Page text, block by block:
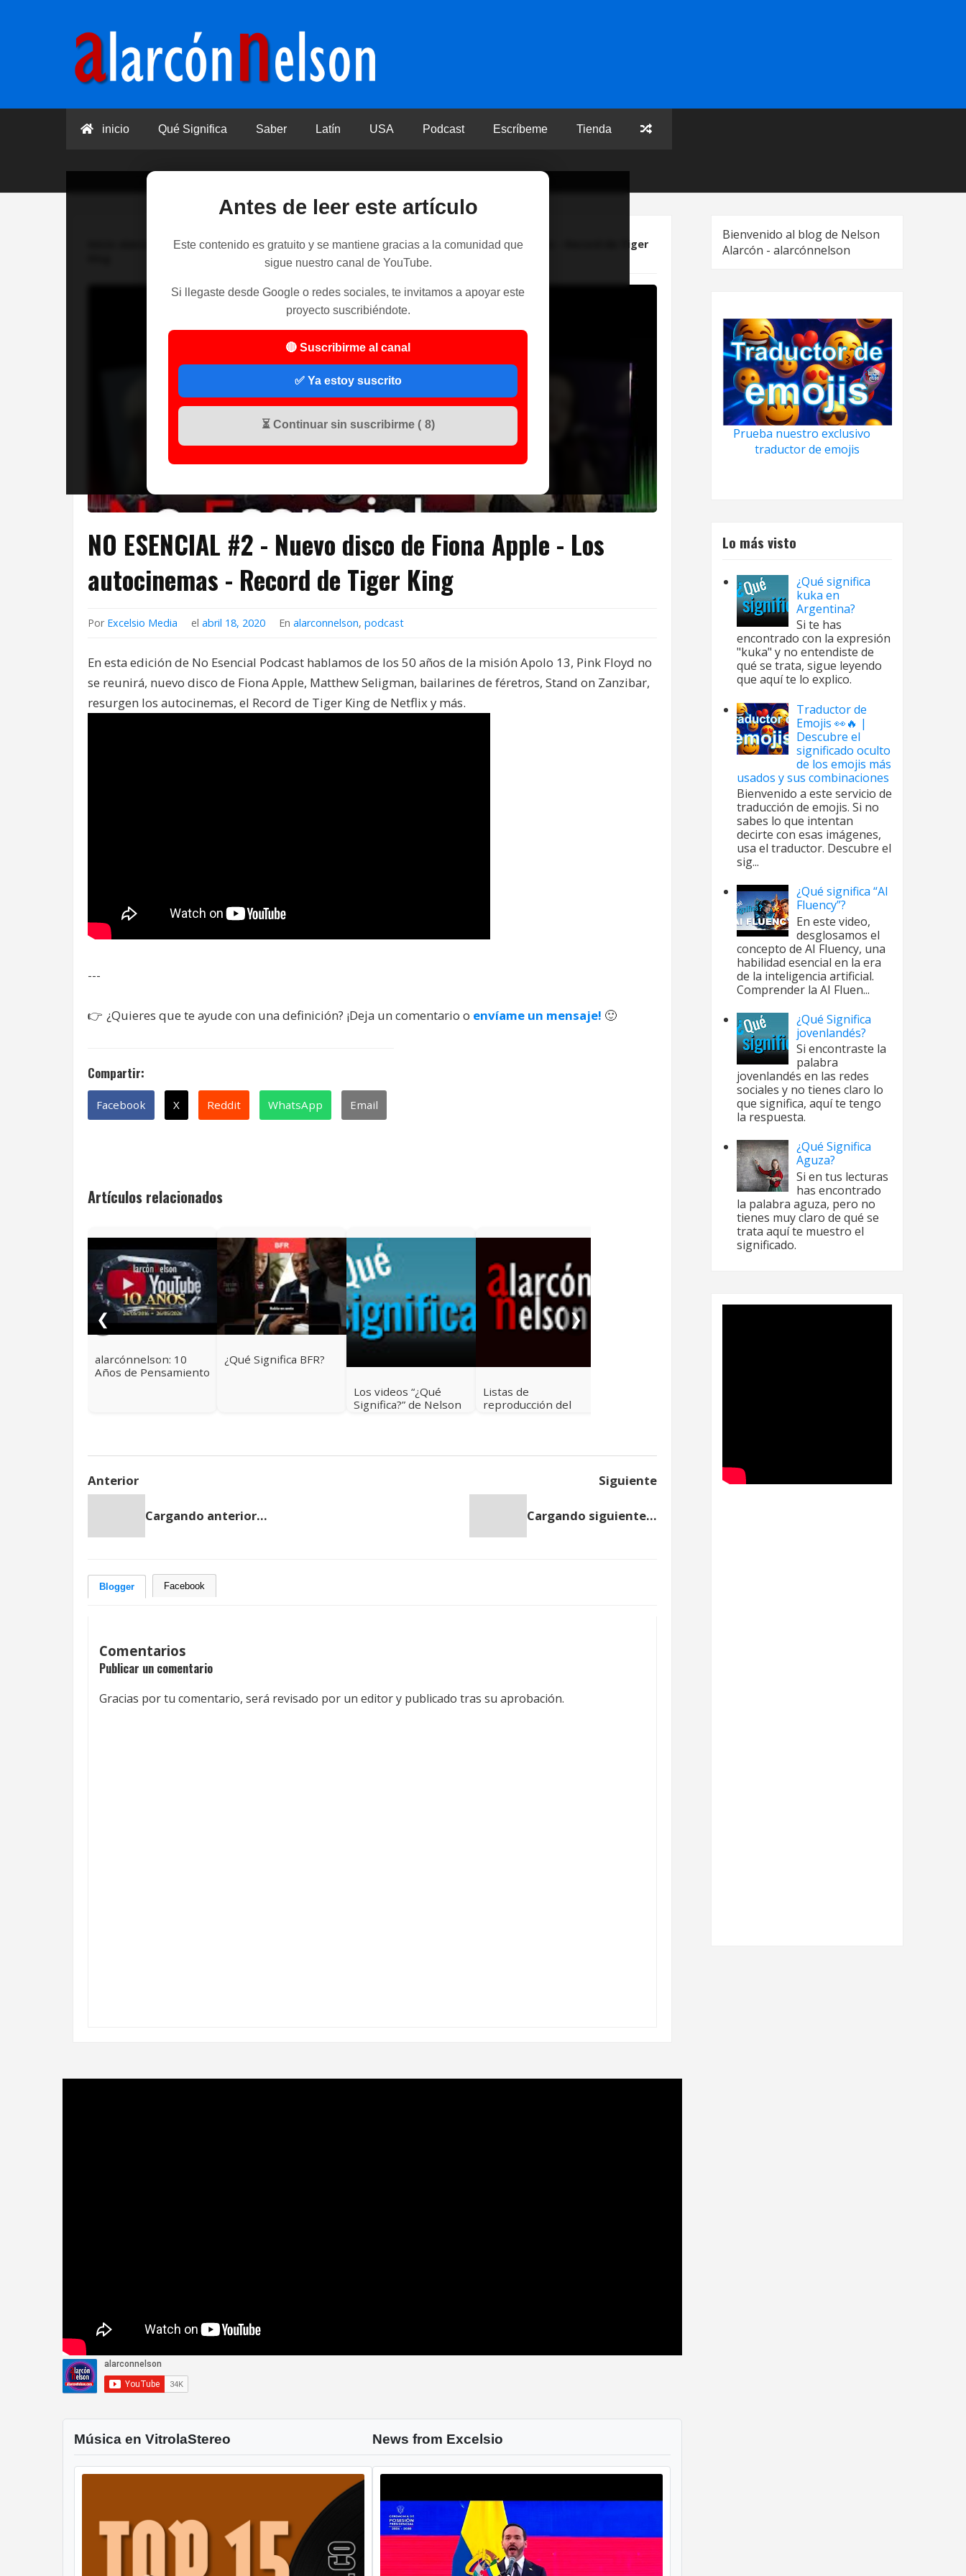
inicio Qué Significa Saber Latín USA Podcast Escríbeme Tienda
Antes de leer este artículo
Este contenido es gratuito y se mantiene gracias a la comunidad que
sigue nuestro canal de YouTube.
Si llegaste desde Google o redes sociales, te invitamos a apoyar este
proyecto suscribiéndote.
🔴 Suscribirme al canal
✅ Ya estoy suscrito
⏳ Continuar sin suscribirme ( 7)
alarconnelson > NO ESENCIAL #2 - Nuevo disco de Fiona Apple - Los autocinemas - Record de Tiger
NO ESENCIAL #2 - Nuevo disco de Fiona Apple - Los
autocinemas - Record de Tiger King
Por Excelsio Media elabril 18, 2020 Enalarconnelson,podcast
En esta edición de No Esencial Podcast hablamos de los 50 años de la misión Apolo 13, Pink Floyd no
se reunirá, nuevo disco de Fiona Apple, Matthew Seligman, bailarines de féretros, Stand on Zanzibar,
resurgen los autocinemas, el Record de Tiger King de Netflix y más.
---
👉 ¿Quieres que te ayude con una definición? ¡Deja un comentario o envíame un mensaje! 🙂
Compartir:
Facebook X Reddit WhatsApp Email
Artículos relacionados
❮
alarcónnelson: 10
Años de Pensamiento
¿Qué Significa BFR?
Los videos “¿Qué
Significa?” de Nelson
Listas de
reproducción del
❯
Anterior Siguiente
Cargando anterior... Cargando siguiente...
Blogger Facebook
Comentarios
Publicar un comentario
Gracias por tu comentario, será revisado por un editor y publicado tras su aprobación.
Música en VitrolaStereo News from Excelsio
Bienvenido al blog de Nelson
Alarcón - alarcónnelson
Prueba nuestro exclusivo
traductor de emojis
Lo más visto
¿Qué significa
kuka en
Argentina?
Si te has
encontrado con la expresión
"kuka" y no entendiste de
qué se trata, sigue leyendo
que aquí te lo explico.
Traductor de
Emojis 👀🔥 |
Descubre el
significado oculto
de los emojis más
usados y sus combinaciones
Bienvenido a este servicio de
traducción de emojis. Si no
sabes lo que intentan
decirte con esas imágenes,
usa el traductor. Descubre el
sig...
¿Qué significa “AI
Fluency”?
En este video,
desglosamos el
concepto de AI Fluency, una
habilidad esencial en la era
de la inteligencia artificial.
Comprender la AI Fluen...
¿Qué Significa
jovenlandés?
Si encontraste la
palabra
jovenlandés en las redes
sociales y no tienes claro lo
que significa, aquí te tengo
la respuesta.
¿Qué Significa
Aguza?
Si en tus lecturas
has encontrado
la palabra aguza, pero no
tienes muy claro de qué se
trata aquí te muestro el
significado.